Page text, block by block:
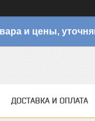
и цены,
ДОСТАВКА И ОПЛАТА